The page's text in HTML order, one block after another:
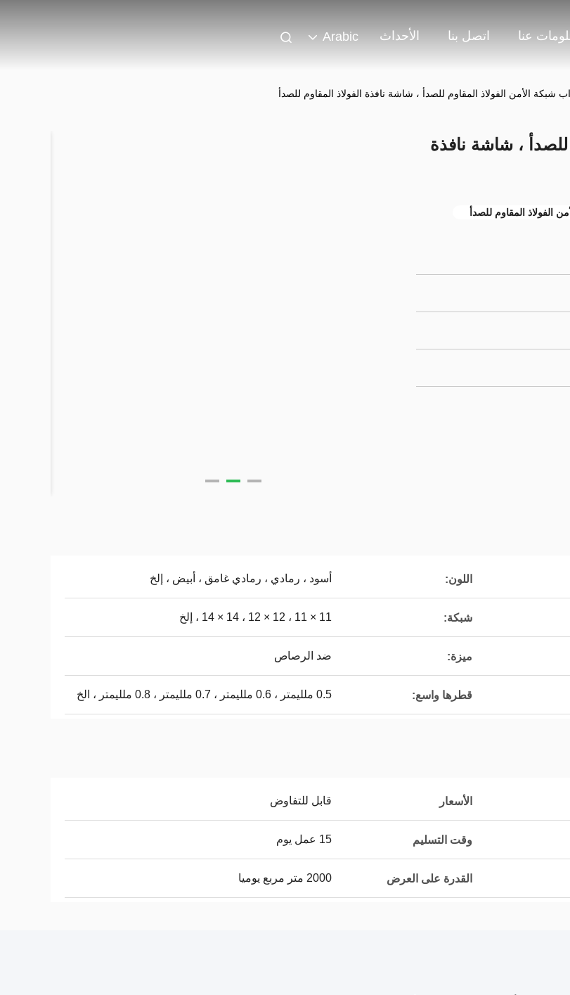
عنا اتصل بنا الأحداث Arabic
شبكة الأمن الفولاذ المقاوم للصدأ ، شاشة نافذة الفولاذ المقاوم للصدأ
للصدأ ، شاشة نافذة
الفولاذ المقاوم للصدأ
اللون: أسود ، رمادي ، رمادي غامق ، أبيض ، إلخ
شبكة: 11 × 11 ، 12 × 12 ، 14 × 14 ، إلخ
ميزة: ضد الرصاص
قطرها واسع: 0.5 ملليمتر ، 0.6 ملليمتر ، 0.7 ملليمتر ، 0.8 ملليمتر ، الخ
الأسعار قابل للتفاوض
وقت التسليم 15 عمل يوم
القدرة على العرض 2000 متر مربع يوميا